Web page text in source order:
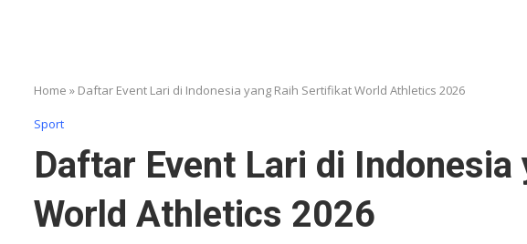
Home » Daftar Event Lari di Indonesia yang Raih Sertifikat World Athletics 2026
Sport
Daftar Event Lari di
World Athletics 2026